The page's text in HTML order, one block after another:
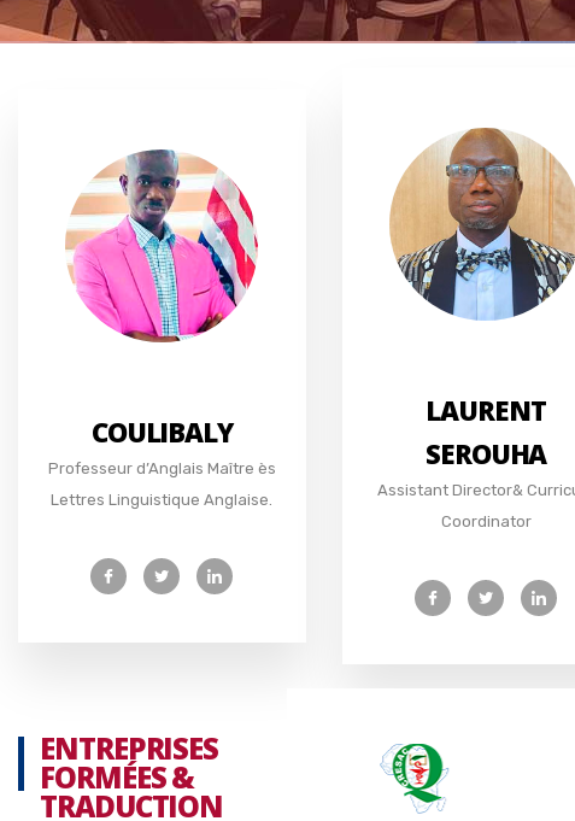
COULIBALY
Professeur d’Anglais Maître ès
Lettres Linguistique Anglaise.
LAURENT
SEROUHA
Assistant Director&
Coordinator
ENTREPRISES
FORMÉES &
TRADUCTION